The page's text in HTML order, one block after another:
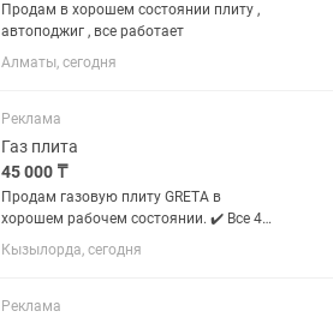
Продам в хорошем состоянии плиту ,
автоподжиг , все работает
Алматы, сегодня
Реклама
Газ плита
45 000 ₸
Продам газовую плиту GRETA в
хорошем рабочем состоянии. ✔️ Все 4
конфорки работают исправно. ✔️
Духовка работает отлично. ✔️ Есть
Стеклянная крышка. ✔️ Чистая,...
Кызылорда, сегодня
Реклама